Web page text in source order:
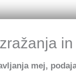
mej,